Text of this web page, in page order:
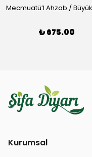
₺ 675.00
Kurumsal